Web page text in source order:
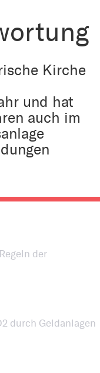
Kirche
und hat
auch im
der
durch Geldanlagen